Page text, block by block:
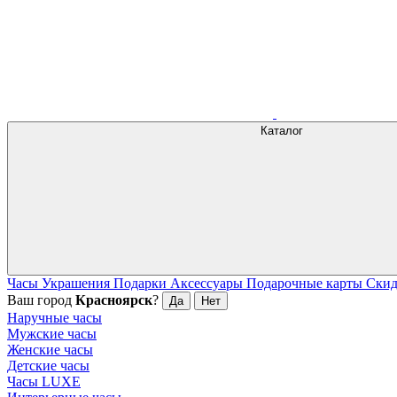
Каталог
Часы Украшения Подарки Аксессуары Подарочные карты
Ваш город Красноярск? Да Нет
Наручные часы
Мужские часы
Женские часы
Детские часы
Часы LUXE